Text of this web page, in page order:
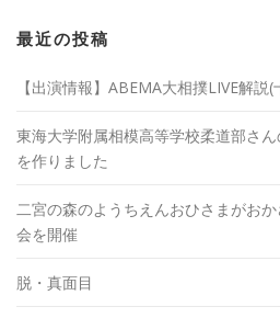
最近の投稿
【出演情報】ABEMA大相撲LIVE解説(
東海大学附属相模高等学校柔道部さ
を作りました
二宮の森のようちえんおひさまがお
会を開催
脱・真面目